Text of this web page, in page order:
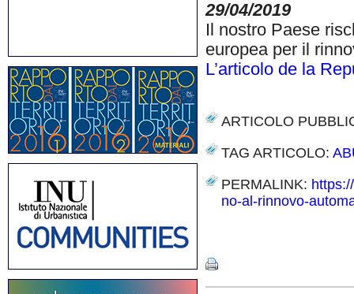
29/04/2019
Il nostro Paese
europea per il
L’articolo de la
ARTICOLO
TAG ARTICOLO:
PERMALINK:
no-al-rinnovo-